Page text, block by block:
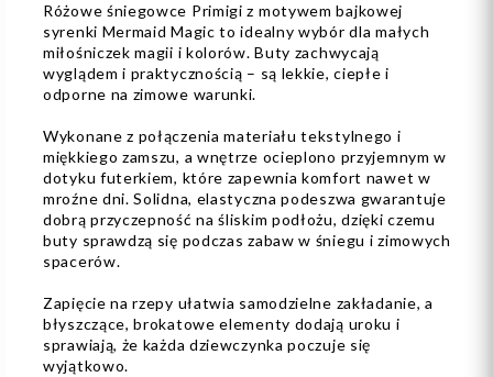
Różowe śniegowce Primigi z motywem bajkowej
syrenki Mermaid Magic to idealny wybór dla małych
miłośniczek magii i kolorów. Buty zachwycają
wyglądem i praktycznością – są lekkie, ciepłe i
odporne na zimowe warunki.
Wykonane z połączenia materiału tekstylnego i
miękkiego zamszu, a wnętrze ocieplono przyjemnym w
dotyku futerkiem, które zapewnia komfort nawet w
mroźne dni. Solidna, elastyczna podeszwa gwarantuje
dobrą przyczepność na śliskim podłożu, dzięki czemu
buty sprawdzą się podczas zabaw w śniegu i zimowych
spacerów.
Zapięcie na rzepy ułatwia samodzielne zakładanie, a
błyszczące, brokatowe elementy dodają uroku i
sprawiają, że każda dziewczynka poczuje się
wyjątkowo.